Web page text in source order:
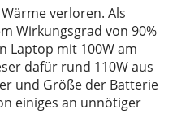
verloren. Als
Wirkungsgrad von 90%
Laptop mit 100W am
dafür rund 110W aus
und Größe der Batterie
einiges an unnötiger